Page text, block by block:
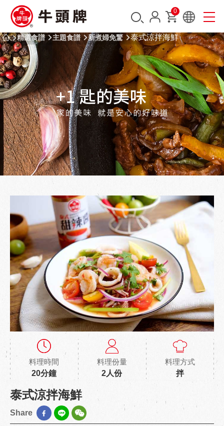
0
精選食譜 主題食譜 新煮婦免驚 泰式涼拌海鮮
料理時間
20分鐘
料理份量
2人份
料理方式
拌
泰式涼拌海鮮
Share